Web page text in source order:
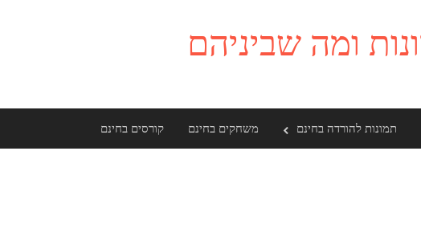
תמונות להורדה בחינם משחקים בחינם קורסים בחינם